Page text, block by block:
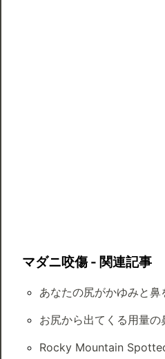
マダニ咬傷 - 関連記事
あなたの尻がかゆみと
お尻から出てくる用量の
Rocky Mountain